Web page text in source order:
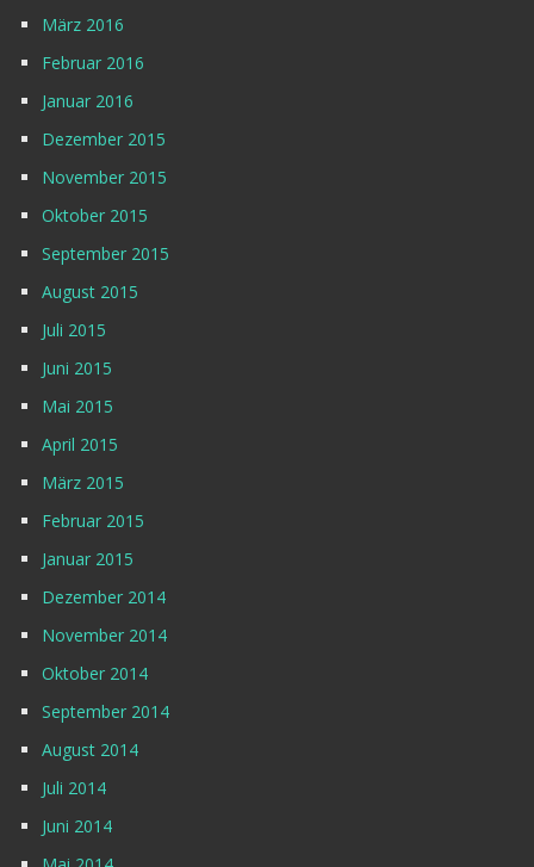
März 2016
Februar 2016
Januar 2016
Dezember 2015
November 2015
Oktober 2015
September 2015
August 2015
Juli 2015
Juni 2015
Mai 2015
April 2015
März 2015
Februar 2015
Januar 2015
Dezember 2014
November 2014
Oktober 2014
September 2014
August 2014
Juli 2014
Juni 2014